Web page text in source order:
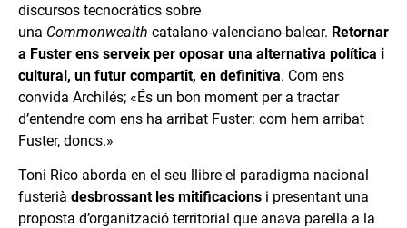
discursos tecnocràtics sobre
una Commonwealth catalano-valenciano-balear. Retornar
a Fuster ens serveix per oposar una alternativa política i
cultural, un futur compartit, en definitiva. Com ens
convida Archilés; «És un bon moment per a tractar
d’entendre com ens ha arribat Fuster: com hem arribat
Fuster, doncs.»
Toni Rico aborda en el seu llibre el paradigma nacional
fusterià desbrossant les mitificacions i presentant una
proposta d’organització territorial que anava parella a la